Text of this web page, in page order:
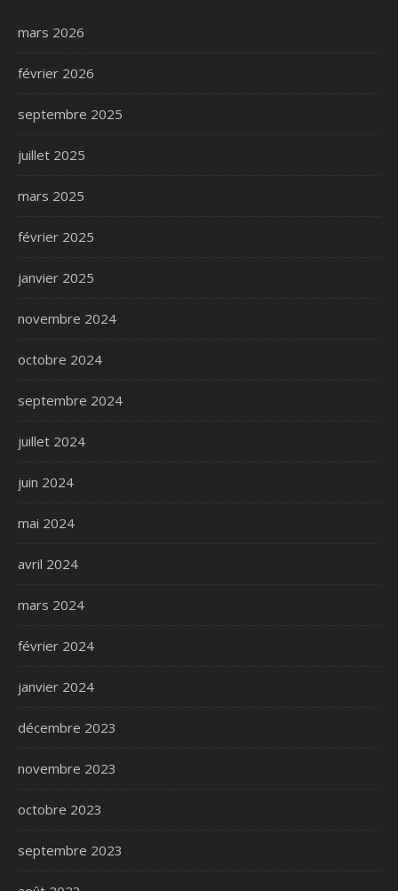
mars 2026
février 2026
septembre 2025
juillet 2025
mars 2025
février 2025
janvier 2025
novembre 2024
octobre 2024
septembre 2024
juillet 2024
juin 2024
mai 2024
avril 2024
mars 2024
février 2024
janvier 2024
décembre 2023
novembre 2023
octobre 2023
septembre 2023